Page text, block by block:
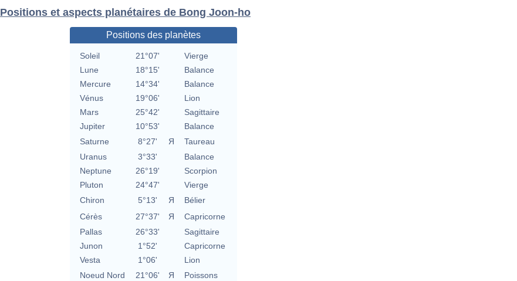
Positions et aspects planétaires de Bong Joon-ho
Positions des planètes
Soleil 21°07'
Vierge
Lune
18°15'
Balance
Mercure
14°34'
Balance
Vénus
19°06'
Lion
Mars
25°42'
Sagittaire
Jupiter
10°53'
Balance
Saturne
8°27' Я
Taureau
Uranus
3°33'
Balance
Neptune
26°19'
Scorpion
Pluton
24°47'
Vierge
Chiron
5°13' Я
Bélier
Cérès
27°37' Я
Capricorne
Pallas
26°33'
Sagittaire
Junon
1°52'
Capricorne
Vesta
1°06'
Lion
Noeud Nord
21°06' Я Poissons